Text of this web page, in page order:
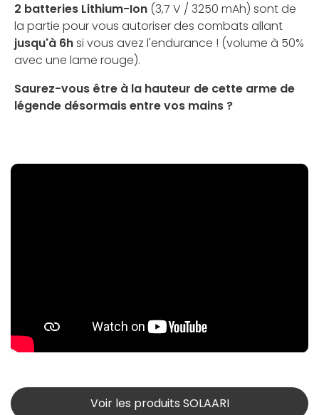
2 batteries Lithium-Ion (3,7 V / 3250 mAh) sont de
la partie pour vous autoriser des combats allant
jusqu'à 6hsi vous avez l'endurance ! (volume à 50%
avec une lame rouge).
Saurez-vous être à la hauteur de cette arme de
légende désormais entre vos mains ?
Voir les produits SOLAARI